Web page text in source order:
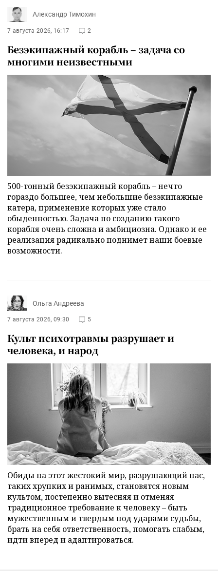
Александр Тимохин
7 августа 2026, 16:17 2
Безэкипажный корабль – задача со
многими неизвестными
500-тонный безэкипажный корабль – нечто
гораздо большее, чем небольшие безэкипажные
катера, применение которых уже стало
обыденностью. Задача по созданию такого
корабля очень сложна и амбициозна. Однако и ее
реализация радикально поднимет наши боевые
возможности.
Ольга Андреева
7 августа 2026, 09:30 5
Культ психотравмы разрушает и
человека, и народ
Обиды на этот жестокий мир, разрушающий нас,
таких хрупких и ранимых, становятся новым
культом, постепенно вытесняя и отменяя
традиционное требование к человеку – быть
мужественным и твердым под ударами судьбы,
брать на себя ответственность, помогать слабым,
идти вперед и адаптироваться.